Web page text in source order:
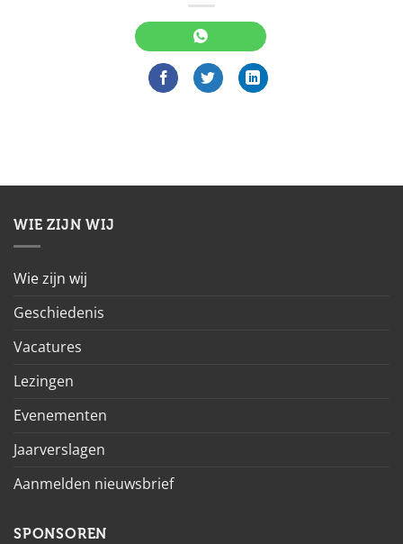
WIE ZIJN WIJ
Wie zijn wij
Geschiedenis
Vacatures
Lezingen
Evenementen
Jaarverslagen
Aanmelden nieuwsbrief
SPONSOREN